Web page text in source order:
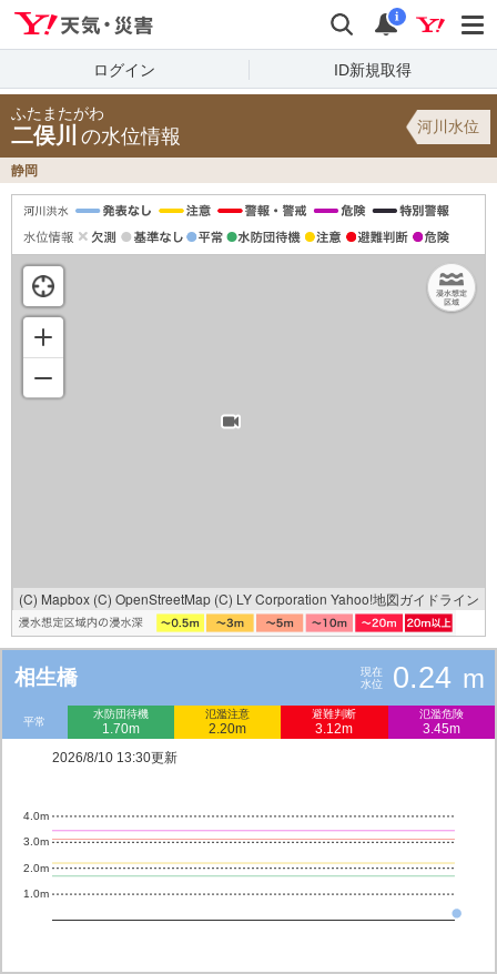
検索 通知
i
ログイン ID新規取得
ふたまたがわ
二俣川 の水位情報 河川水位
静岡
(C) Mapbox (C) OpenStreetMap (C) LY Corporation Yahoo!地図ガイドライン
相生橋
現在
水位
0.24 m
平常
水防団待機
1.70m
氾濫注意
2.20m
避難判断
3.12m
氾濫危険
3.45m
2026/8/10 13:30更新
1.0m
2.0m
3.0m
4.0m